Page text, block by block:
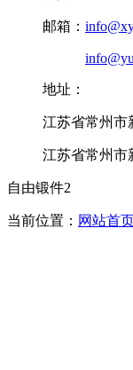
邮箱：
地址：
江苏省常州市
江苏省常州市
自由锻件2
当前位置： 网站首